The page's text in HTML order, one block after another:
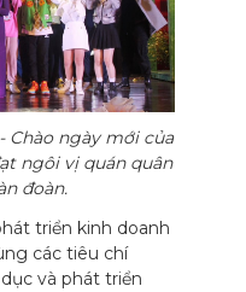
Chào ngày mới của
ngôi vị quán quân
đoàn.
triển kinh doanh
các tiêu chí
và phát triển